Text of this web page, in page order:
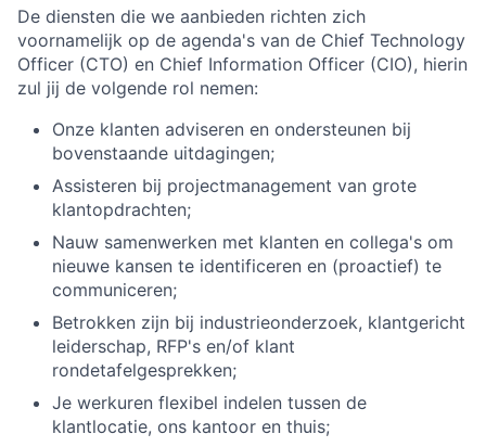
De diensten die we aanbieden richten zich
voornamelijk op de agenda's van de Chief Technology
Officer (CTO) en Chief Information Officer (CIO), hierin
zul jij de volgende rol nemen:
Onze klanten adviseren en ondersteunen bij
bovenstaande uitdagingen;
Assisteren bij projectmanagement van grote
klantopdrachten;
Nauw samenwerken met klanten en collega's om
nieuwe kansen te identificeren en (proactief) te
communiceren;
Betrokken zijn bij industrieonderzoek, klantgericht
leiderschap, RFP's en/of klant
rondetafelgesprekken;
Je werkuren flexibel indelen tussen de
klantlocatie, ons kantoor en thuis;